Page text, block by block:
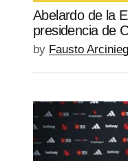
Abelardo de la
presidencia de
by Fausto